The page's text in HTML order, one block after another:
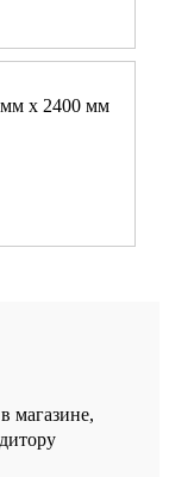
х 2400 мм
магазине,